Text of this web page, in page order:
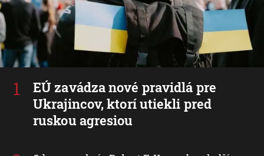
EÚ zavádza nové pravidlá pre
Ukrajincov, ktorí utiekli pred
ruskou agresiou